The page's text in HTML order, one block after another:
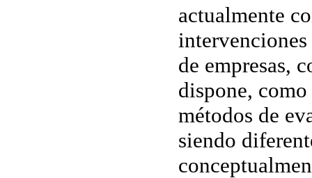
actualmente
de empresas,
dispone,
métodos de
siendo